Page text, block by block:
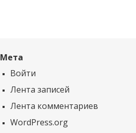
Мета
Войти
Лента записей
Лента комментариев
WordPress.org